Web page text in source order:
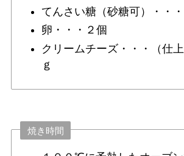
てんさい糖（砂糖可）・・
卵・・・２個
クリームチーズ・・・（仕
ｇ
焼き時間